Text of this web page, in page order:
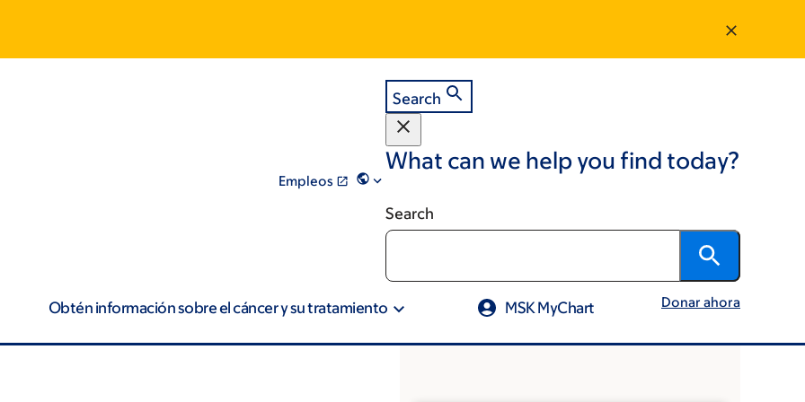
Empleos
Search
What can we help you find today?
Search
Obtén información sobre el cáncer y su tratamiento MSK MyChart Donar ahora